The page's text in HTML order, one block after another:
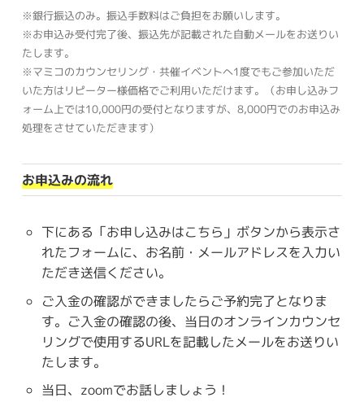
※銀行振込のみ。振込手数料はご負担をお願いします。
※お申込み受付完了後、振込先が記載された自動メールをお送りい
たします。
※マミコのカウンセリング・共催イベントへ1度でもご参加いただ
いた方はリピーター様価格でご利用いただけます。（お申し込みフ
ォーム上では10,000円の受付となりますが、8,000円でのお申込み
処理をさせていただきます）
お申込みの流れ
下にある「お申し込みはこちら」ボタンから表示さ
れたフォームに、お名前・メールアドレスを入力い
ただき送信ください。
ご入金の確認ができましたらご予約完了となりま
す。ご入金の確認の後、当日のオンラインカウンセ
リングで使用するURLを記載したメールをお送りい
たします。
当日、zoomでお話しましょう！